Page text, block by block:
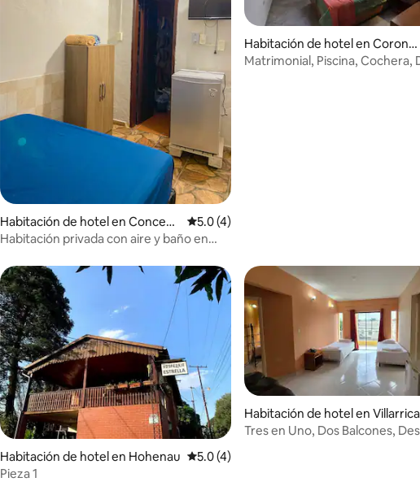
Habitación de hotel en Concepc
ión
Calificación promedio: 5.0 de 5, 4 reseñas
5.0 (4)
Habitación privada con aire y baño en
Habitación de hotel en Coronel
Oviedo
Matrimonial, Piscina, Cochera,
Habitación de hotel en Hohenau Calificación promedio: 5.0 de 5, 4 reseñas
5.0 (4)
Pieza 1
Habitación de hotel en Villarrica
Tres en Uno, Dos Balcones,